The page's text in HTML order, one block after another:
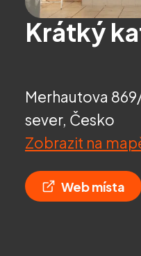
Krátký
Merhautova
sever, Česko
Zobrazit na
Web místa